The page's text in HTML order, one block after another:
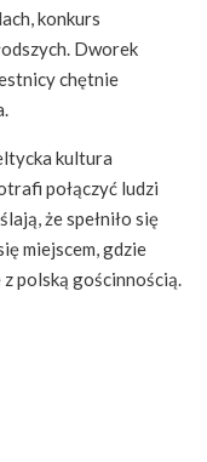
konkurs
Dworek
chętnie
kultura
połączyć ludzi
że spełniło się
miejscem, gdzie
polską gościnnością.